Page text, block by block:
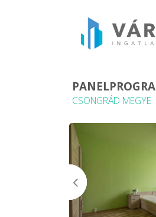
CSONGRÁD MEGYE